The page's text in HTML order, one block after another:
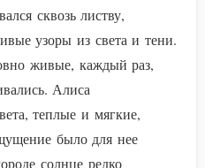
сквозь листву,
узоры из света и тени.
живые, каждый раз,
Алиса
теплые и мягкие,
было для нее
солнце редко